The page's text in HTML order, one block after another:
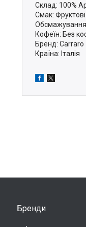
Склад: 100%
Смак:
Кофеїн: Без
Бренд: Carraro
Країна: Італія
Бренди